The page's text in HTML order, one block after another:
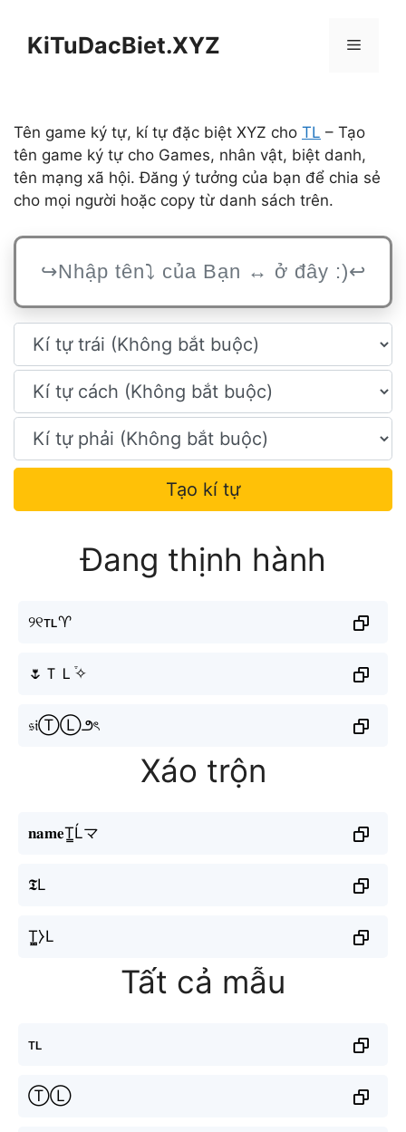
KiTuDacBiet.XYZ Menu
Tên game ký tự, kí tự đặc biệt XYZ cho TL – Tạo
tên game ký tự cho Games, nhân vật, biệt danh,
tên mạng xã hội. Đăng ý tưởng của bạn để chia sẻ
cho mọi người hoặc copy từ danh sách trên.
Tạo kí tự
Đang thịnh hành
୨୧ᴛʟ♈︎
🌷ＴＬ֒✧
𝔰𝔦ⓉⓁ౨ৎ
Xáo trộn
𝐧𝐚𝐦𝐞T̳Ĺマ
𝕿L
T̳̼⧽L
Tất cả mẫu
ᴛʟ
ⓉⓁ